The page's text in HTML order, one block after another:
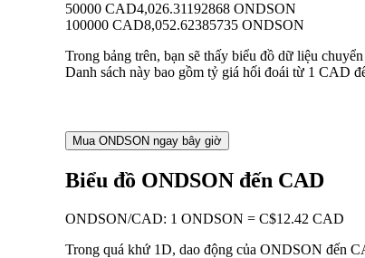
50000 CAD4,026.31192868 ONDSON
100000 CAD8,052.62385735 ONDSON
Trong bảng trên, bạn sẽ thấy biểu đồ dữ liệu
Danh sách này bao gồm tỷ giá hối đoái từ 1 CAD
Mua ONDSON ngay bây giờ
Biểu đồ ONDSON đến CAD
ONDSON/CAD: 1 ONDSON = C$12.42 CAD
Trong quá khứ 1D, dao động của ONDSON đến